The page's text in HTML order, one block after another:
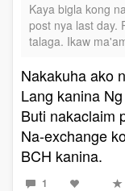
Kaya bigla kong
post nya last day.
talaga. Ikaw
Nakakuha ako
Lang kanina
Buti nakaclaim
Na-exchange
BCH kanina.
1